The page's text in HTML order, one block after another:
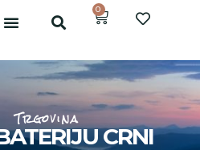
0
Trgovina
CRNI